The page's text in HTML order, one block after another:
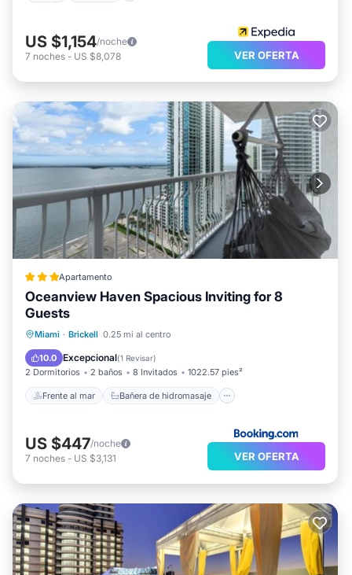
US $1,154/noche
7 noches - US $8,078 VER OFERTA
Apartamento
Oceanview Haven Spacious Inviting for 8
Guests
Miami · Brickell 0.25 mi al centro
10.0 Excepcional(1 Revisar)
2 Dormitorios 2 baños 8 Invitados 1022.57 pies²
Frente al mar Bañera de hidromasaje
Frente al mar
Bañera de hidromasaje
Piscina
Vista al mar
US $447/noche
7 noches - US $3,131 VER OFERTA